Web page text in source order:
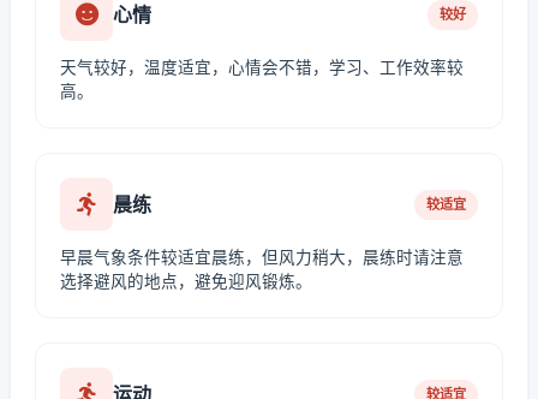
心情 较好
天气较好，温度适宜，心情会不错，学习、工作效率较
高。
晨练 较适宜
早晨气象条件较适宜晨练，但风力稍大，晨练时请注意
选择避风的地点，避免迎风锻炼。
运动 较适宜